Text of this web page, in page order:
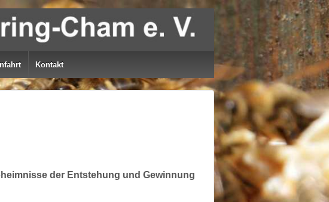
Kontakt
der Entstehung und Gewinnung